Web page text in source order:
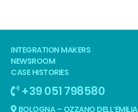
INTEGRATION MAKERS
NEWSROOM
CASE HISTORIES
+39 051 798580
BOLOGNA – OZZANO DELL’EMILIA